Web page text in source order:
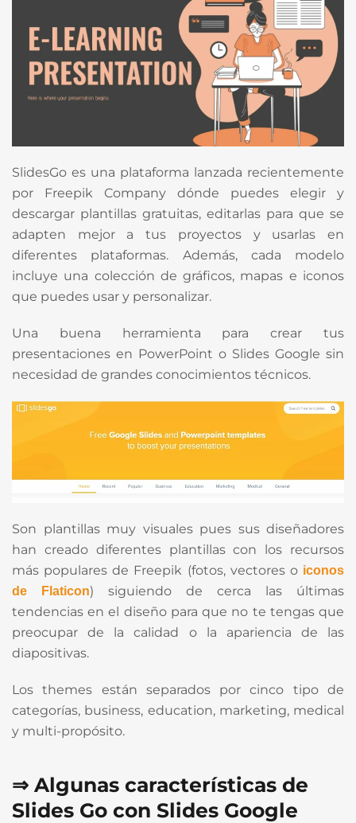
SlidesGo es una plataforma lanzada recientemente
por Freepik Company dónde puedes elegir y
descargar plantillas gratuitas, editarlas para que se
adapten mejor a tus proyectos y usarlas en
diferentes plataformas. Además, cada modelo
incluye una colección de gráficos, mapas e iconos
que puedes usar y personalizar.
Una buena herramienta para crear tus
presentaciones en PowerPoint o Slides Google sin
necesidad de grandes conocimientos técnicos.
Son plantillas muy visuales pues sus diseñadores
han creado diferentes plantillas con los recursos
más populares de Freepik (fotos, vectores o iconos
de Flaticon) siguiendo de cerca las últimas
tendencias en el diseño para que no te tengas que
preocupar de la calidad o la apariencia de las
diapositivas.
Los themes están separados por cinco tipo de
categorías, business, education, marketing, medical
y multi-propósito.
⇒ Algunas características de
Slides Go con Slides Google